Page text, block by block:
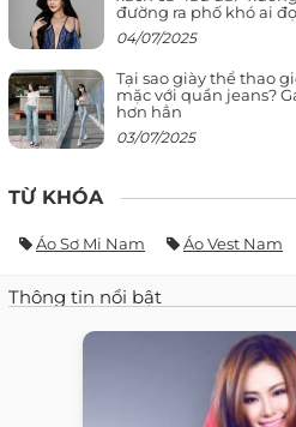
đường ra phố khó ai
04/07/2025
Tại sao giày thể thao
mặc với quần jeans?
hơn hẳn
03/07/2025
TỪ KHÓA
Áo Sơ Mi Nam Áo Vest Nam
Thông tin nổi bật